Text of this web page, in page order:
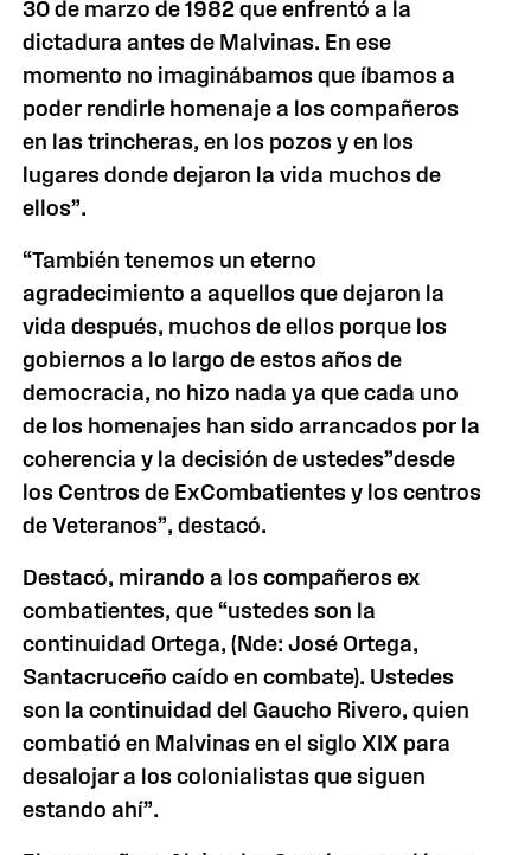
30 de marzo de 1982 que enfrentó a la
dictadura antes de Malvinas. En ese
momento no imaginábamos que íbamos a
poder rendirle homenaje a los compañeros
en las trincheras, en los pozos y en los
lugares donde dejaron la vida muchos de
ellos”.
“También tenemos un eterno
agradecimiento a aquellos que dejaron la
vida después, muchos de ellos porque los
gobiernos a lo largo de estos años de
democracia, no hizo nada ya que cada uno
de los homenajes han sido arrancados por la
coherencia y la decisión de ustedes”desde
los Centros de ExCombatientes y los centros
de Veteranos”, destacó.
Destacó, mirando a los compañeros ex
combatientes, que “ustedes son la
continuidad Ortega, (Nde: José Ortega,
Santacruceño caído en combate). Ustedes
son la continuidad del Gaucho Rivero, quien
combatió en Malvinas en el siglo XIX para
desalojar a los colonialistas que siguen
estando ahí”.